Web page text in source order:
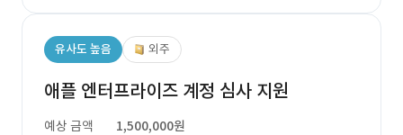
유사도 높음 외주
애플 엔터프라이즈 계정 심사 지원
예상 금액
1,500,000원